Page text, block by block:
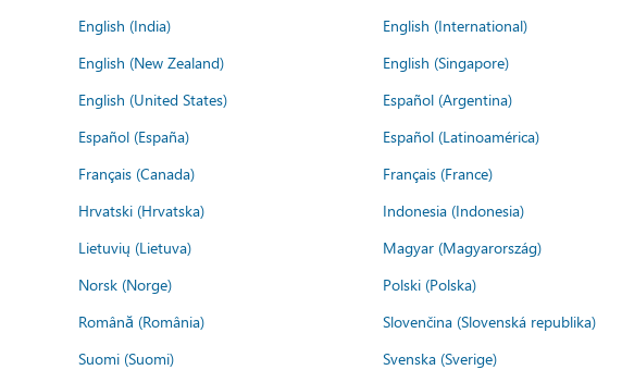
English (India)
English (International)
English (New Zealand)
English (Singapore)
English (United States)
Español (Argentina)
Español (España)
Español (Latinoamérica)
Français (Canada)
Français (France)
Hrvatski (Hrvatska)
Indonesia (Indonesia)
Lietuvių (Lietuva)
Magyar (Magyarország)
Norsk (Norge)
Polski (Polska)
Română (România)
Slovenčina (Slovenská republika)
Suomi (Suomi)
Svenska (Sverige)